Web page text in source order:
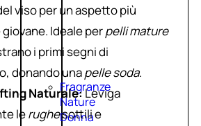
Fragranze
Nature
Donna
viso per un aspetto più
Ideale perpelli mature
i primi segni di
donando unapelle soda.
Naturale:Leviga
lerughesottili e